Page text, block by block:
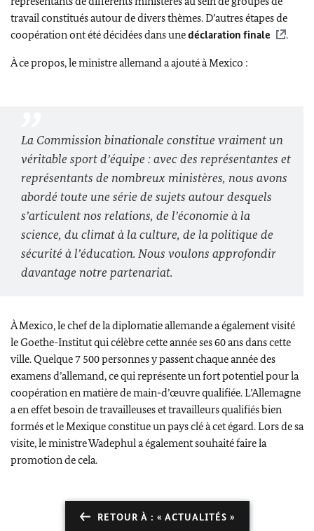
travail constitués autour de divers thèmes. D’autres étapes de
coopération ont été décidées dans unedéclaration finale .
À ce propos, le ministre allemand a ajouté à Mexico :
La Commission binationale constitue vraiment un
véritable sport d’équipe : avec des représentantes et
représentants de nombreux ministères, nous avons
abordé toute une série de sujets autour desquels
s’articulent nos relations, de l’économie à la
science, du climat à la culture, de la politique de
sécurité à l’éducation. Nous voulons approfondir
davantage notre partenariat.
À Mexico, le chef de la diplomatie allemande a également visité
leGoethe-Institutqui célèbre cette année ses 60 ans dans cette
ville. Quelque 7 500 personnes y passent chaque année des
examens d’allemand, ce qui représente un fort potentiel pour la
coopération en matière de main-d’œuvre qualifiée. L’Allemagne
a en effet besoin de travailleuses et travailleurs qualifiés bien
formés et le Mexique constitue un pays clé à cet égard. Lors de sa
visite, le ministre Wadephul a également souhaité faire la
promotion de cela.
RETOUR À : « ACTUALITÉS »